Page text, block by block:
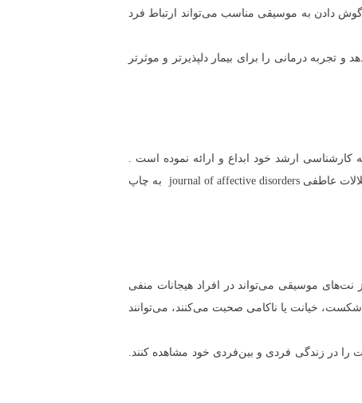
گوش دادن به موسیقی مناسب می‌تواند ارتباط فرد
درمانی را برای بیمار دلپذیرتر و موثرتر
کارشناسی ارشد خود ابداع و ارائه نموده است .
، مقاله علمی ایشان است که در سال 2015 در مجله بین المللی روانپزشکی اختلالات عاطفی journal of affective disorders به چاپ
موسیقی می‌تواند در افراد هیجانات منفی
خیانت یا ناکامی صحبت می‌کنند، می‌توانند
را در زندگی فردی و بین‌فردی خود مشاهده کنند.